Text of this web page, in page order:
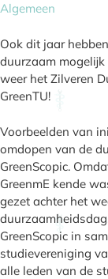
Algemeen
Ook dit jaar
duurzaam
weer het Zilveren
GreenTU!
Voorbeelden van
omdopen van de
GreenScopic.
GreenmE kende
gezet achter het
GreenScopic in
studievereniging
alle leden van de